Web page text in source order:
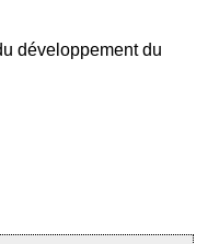
développement du